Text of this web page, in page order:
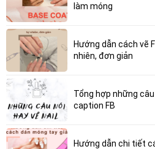
làm móng
Hướng dẫn cách vẽ
nhiên, đơn giản
Tổng hợp những
caption FB
Hướng dẫn chi tiết